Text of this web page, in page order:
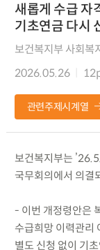
새롭게 수급 자
기초연금 다시
보건복지부 사회복
2026.05.26
관련주제시계열
보건복지부는
국무회의에서 의결
- 이번 개정령안은
수급희망 이력관리
별도 신청 없이 기